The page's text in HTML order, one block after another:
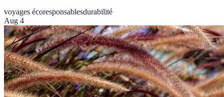
voyages écoresponsablesdurabilité
Aug 4